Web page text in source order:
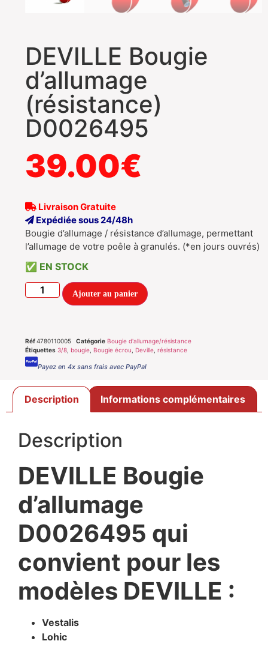
DEVILLE Bougie
d’allumage
(résistance)
D0026495
39.00€
Livraison Gratuite
Expédiée sous 24/48h
Bougie d’allumage / résistance d’allumage, permettant
l’allumage de votre poêle à granulés. (*en jours ouvrés)
EN STOCK
Ajouter au panier
Réf4780110005 Catégorie Bougie d'allumage/résistance
Étiquettes 3/8 bougie Bougie écrou Deville résistance
Payez en 4x sans frais avec PayPal
Description Informations complémentaires
Description
DEVILLE Bougie
d’allumage
D0026495 qui
convient pour les
modèles DEVILLE :
Vestalis
Lohic